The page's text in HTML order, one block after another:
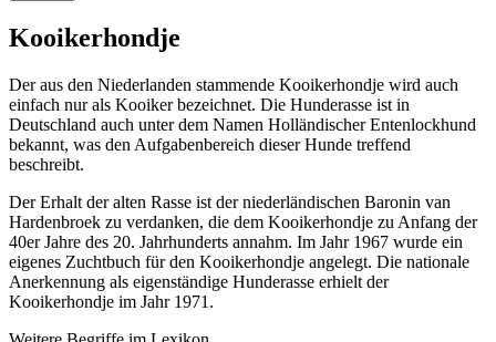
Kooikerhondje
Der aus den Niederlanden stammende Kooikerhondje wird auch
einfach nur als Kooiker bezeichnet. Die Hunderasse ist in
Deutschland auch unter dem Namen Holländischer Entenlockhund
bekannt, was den Aufgabenbereich dieser Hunde treffend
beschreibt.
Der Erhalt der alten Rasse ist der niederländischen Baronin van
Hardenbroek zu verdanken, die dem Kooikerhondje zu Anfang der
40er Jahre des 20. Jahrhunderts annahm. Im Jahr 1967 wurde ein
eigenes Zuchtbuch für den Kooikerhondje angelegt. Die nationale
Anerkennung als eigenständige Hunderasse erhielt der
Kooikerhondje im Jahr 1971.